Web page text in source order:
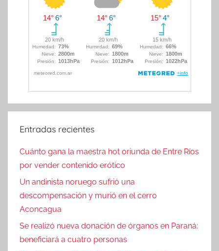
Entradas recientes
Cuánto gana la maestra hot oriunda de Entre Ríos
por vender contenido erótico
Un andinista noruego sufrió una
descompensación y murió en el cerro
Aconcagua
Se realizó nueva donación de órganos en Paraná:
beneficiará a cuatro personas